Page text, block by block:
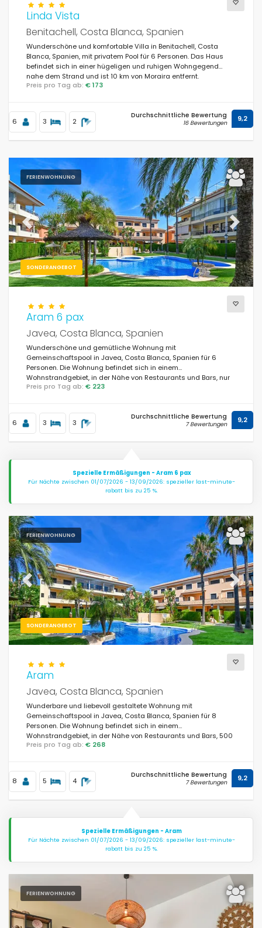
Linda Vista
Benitachell, Costa Blanca, Spanien
Wunderschöne und komfortable Villa in Benitachell, Costa
Blanca, Spanien, mit privatem Pool für 6 Personen. Das Haus
befindet sich in einer hügeligen und ruhigen Wohngegend
nahe dem Strand und ist 10 km von Moraira entfernt.
Preis pro Tag ab: € 173
6 3 2
Durchschnittliche Bewertung
16 Bewertungen 9,2
FERIENWOHNUNG
SONDERANGEBOT
Previous Next
Aram 6 pax
Javea, Costa Blanca, Spanien
Wunderschöne und gemütliche Wohnung mit
Gemeinschaftspool in Javea, Costa Blanca, Spanien für 6
Personen. Die Wohnung befindet sich in einem
Wohnstrandgebiet, in der Nähe von Restaurants und Bars, nur
500 m vom Strand El Arenal, Javea entfernt und 0,5 km vom
Preis pro Tag ab: € 223
6 3 3
Durchschnittliche Bewertung
7 Bewertungen 9,2
Spezielle Ermäßigungen - Aram 6 pax
Für Nächte zwischen 01/07/2026 - 13/09/2026: spezieller last-minute-
rabatt bis zu 25 %.
FERIENWOHNUNG
SONDERANGEBOT
Previous Next
Aram
Javea, Costa Blanca, Spanien
Wunderbare und liebevoll gestaltete Wohnung mit
Gemeinschaftspool in Javea, Costa Blanca, Spanien für 8
Personen. Die Wohnung befindet sich in einem
Wohnstrandgebiet, in der Nähe von Restaurants und Bars, 500
m vom Strand El Arenal, Javea und 0,5 km vom Mittelmeer,
Preis pro Tag ab: € 268
8 5 4
Durchschnittliche Bewertung
7 Bewertungen 9,2
Spezielle Ermäßigungen - Aram
Für Nächte zwischen 01/07/2026 - 13/09/2026: spezieller last-minute-
rabatt bis zu 25 %.
FERIENWOHNUNG